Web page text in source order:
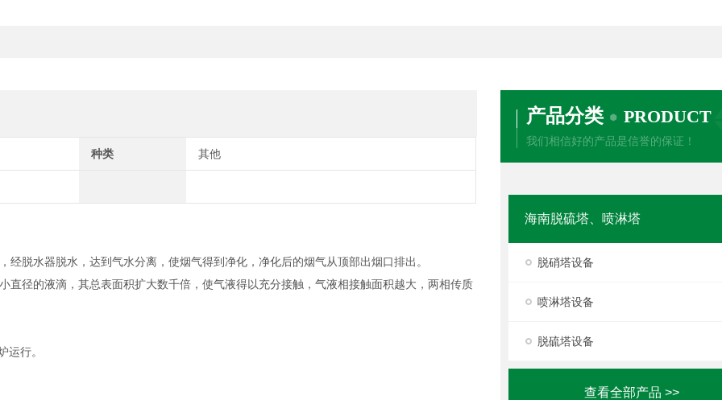
产品分类 PRODUCT
我们相信好的产品是信誉的保证！
海南脱硫塔、喷淋塔
脱硝塔设备
喷淋塔设备
脱硫塔设备
查看全部产品 >>
种类 其他
脱水器脱水，达到气水分离，使烟气得到净化，净化后的烟气从顶部出烟口排出。
直径的液滴，其总表面积扩大数千倍，使气液得以充分接触，气液相接触面积越大，两相传质
行。